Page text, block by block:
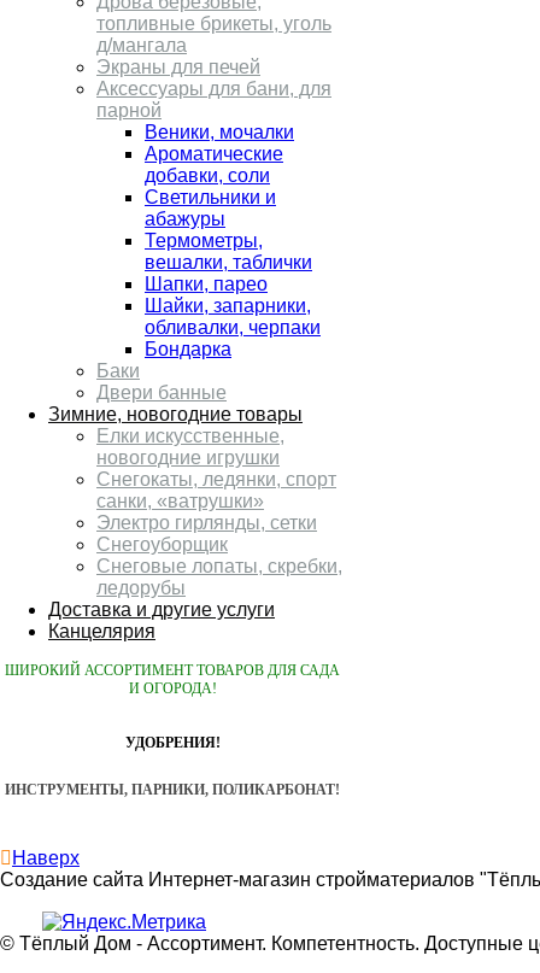
топливные брикеты, уголь
д/мангала
Экраны для печей
Аксессуары для бани, для
парной
Веники, мочалки
Ароматические
добавки, соли
Светильники и
абажуры
Термометры,
вешалки, таблички
Шапки, парео
Шайки, запарники,
обливалки, черпаки
Бондарка
Баки
Двери банные
Зимние, новогодние товары
Елки искусственные,
новогодние игрушки
Снегокаты, ледянки, спорт
санки, «ватрушки»
Электро гирлянды, сетки
Снегоуборщик
Снеговые лопаты, скребки,
ледорубы
Доставка и другие услуги
Канцелярия
ШИРОКИЙ АССОРТИМЕНТ ТОВАРОВ ДЛЯ САДА
И ОГОРОДА!
УДОБРЕНИЯ!
ИНСТРУМЕНТЫ, ПАРНИКИ, ПОЛИКАРБОНАТ!
Наверх
Создание сайта Интернет-магазин стройматериалов
© Тёплый Дом - Ассортимент. Компетентность. Доступные